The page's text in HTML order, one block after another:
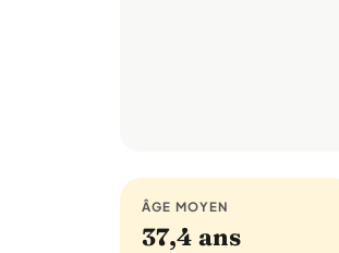
ÂGE MOYEN
37,4 ans